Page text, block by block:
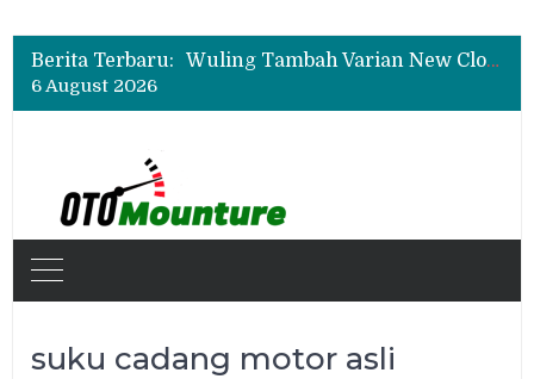
Berita Terbaru:
All-New Mitsubishi Pajero Siap Debut, Usung Kemampuan Off-Road Lebih Tangguh
Wuling Tambah Varian New Cloud EV SE, Harga Mulai Rp299 Juta
All-New Mitsubishi Pajero Siap Debut, Usung Kemampuan Off-Road Lebih Tangguh
6 August 2026
suku cadang motor asli